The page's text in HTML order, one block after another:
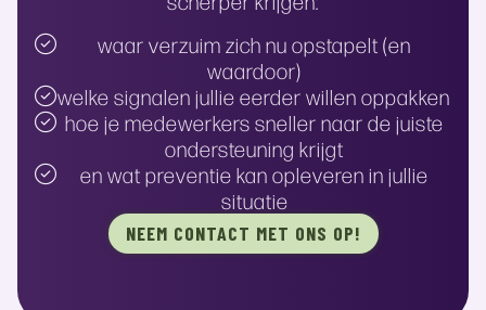
waar verzuim zich nu opstapelt (en
waardoor)
welke signalen jullie eerder willen oppakken
hoe je medewerkers sneller naar de juiste
ondersteuning krijgt
en wat preventie kan opleveren in jullie
situatie
NEEM CONTACT MET ONS OP!